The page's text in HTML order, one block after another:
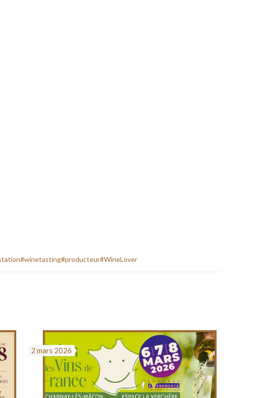
#winetasting#producteur#WineLover
2 mars 2026